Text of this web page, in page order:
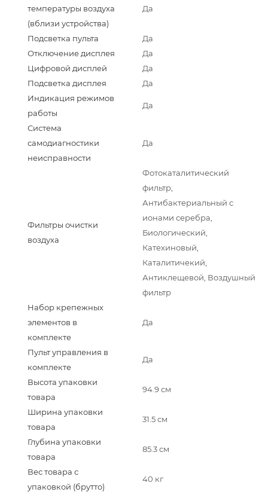
температуры воздуха
(вблизи устройства)
Да
Подсветка пульта
Да
Отключение дисплея
Да
Цифровой дисплей
Да
Подсветка дисплея
Да
Индикация режимов
работы
Да
Система
самодиагностики
неисправности
Да
Фильтры очистки
воздуха
Фотокаталитический
фильтр,
Антибактериальный с
ионами серебра,
Биологический,
Катехиновый,
Каталитичекий,
Антиклещевой, Воздушный
фильтр
Набор крепежных
элементов в
комплекте
Да
Пульт управления в
комплекте
Да
Высота упаковки
товара
94.9 см
Ширина упаковки
товара
31.5 см
Глубина упаковки
товара
85.3 см
Вес товара с
упаковкой (брутто)
40 кг